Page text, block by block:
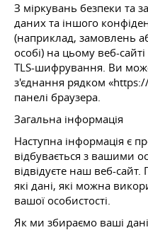
З міркувань безпеки та
даних та іншого
(наприклад, замовлень
особі) на цьому веб-
TLS-шифрування. Ви
з'єднання рядком
панелі браузера.
Загальна інформація
Наступна інформація є
відбувається з вашими
відвідуєте наш веб-
які дані, які можна
вашої особистості.
Як ми збираємо ваші